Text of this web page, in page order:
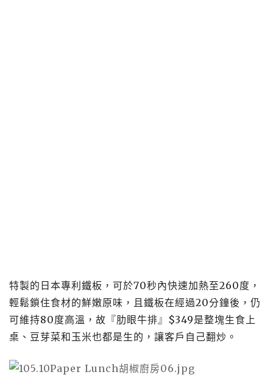
特製的日本專利鐵板，可於70秒內快速加熱至260度，
輕鬆鎖住食材的鮮嫩原味，且鐵板在經過20分鐘後，仍
可維持80度高溫，故『肋眼牛排』$349是整塊生食上
桌、豆芽菜和玉米也都是生的，讓客戶自己翻炒。